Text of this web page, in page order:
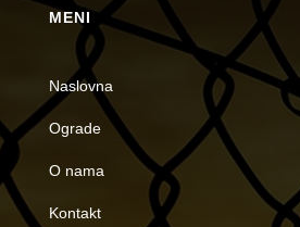
MENI
Naslovna
Ograde
O nama
Kontakt